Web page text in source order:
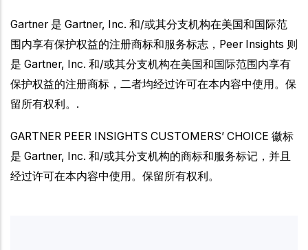
Gartner 是 Gartner, Inc. 和/或其分支机构在美国和国际范
围内享有保护权益的注册商标和服务标志，Peer Insights 则
是 Gartner, Inc. 和/或其分支机构在美国和国际范围内享有
保护权益的注册商标，二者均经过许可在本内容中使用。保
留所有权利。.
GARTNER PEER INSIGHTS CUSTOMERS’ CHOICE 徽标
是 Gartner, Inc. 和/或其分支机构的商标和服务标记，并且
经过许可在本内容中使用。保留所有权利。